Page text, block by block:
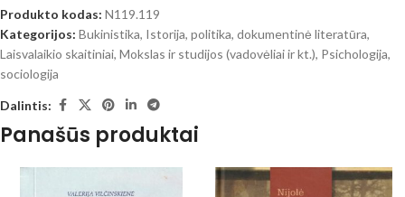
Produkto kodas: N119.119
Kategorijos: Bukinistika, Istorija, politika, dokumentinė literatūra,
Laisvalaikio skaitiniai, Mokslas ir studijos (vadovėliai ir kt.), Psichologija,
sociologija
Dalintis:
Panašūs produktai